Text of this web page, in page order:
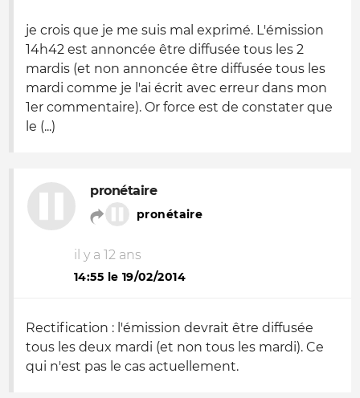
je crois que je me suis mal exprimé. L'émission
14h42 est annoncée être diffusée tous les 2
mardis (et non annoncée être diffusée tous les
mardi comme je l'ai écrit avec erreur dans mon
1er commentaire). Or force est de constater que
le (...)
pronétaire
pronétaire
il y a 12 ans
14:55 le 19/02/2014
Rectification : l'émission devrait être diffusée
tous les deux mardi (et non tous les mardi). Ce
qui n'est pas le cas actuellement.